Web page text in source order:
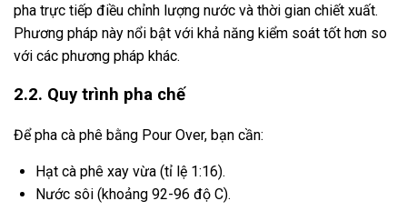
pha trực tiếp điều chỉnh lượng nước và thời gian chiết xuất.
Phương pháp này nổi bật với khả năng kiểm soát tốt hơn so
với các phương pháp khác.
2.2. Quy trình pha chế
Để pha cà phê bằng Pour Over, bạn cần:
Hạt cà phê xay vừa (tỉ lệ 1:16).
Nước sôi (khoảng 92-96 độ C).